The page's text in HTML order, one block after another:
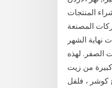
المنتجات
المصنعة
نهاية الشهر
🟥 مناطق اللون الاحمر : 🔺 اللقاح سيكون مخزون عند درجة حرارة 70 تحت الصفر. لهذه
مع تخفيض النبيذ الاحمر الدسم. مكونات 3 ملاعق كبيرة من زيت
ملح كوشر ، فلفل